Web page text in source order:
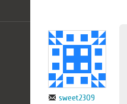
sweet2309